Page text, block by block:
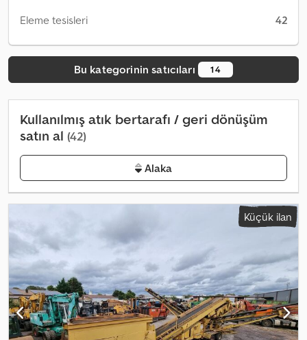
Eleme tesisleri
42
Bu kategorinin satıcıları 14
Kullanılmış atık bertarafı / geri dönüşüm
satın al (42)
Alaka
Küçük ilan